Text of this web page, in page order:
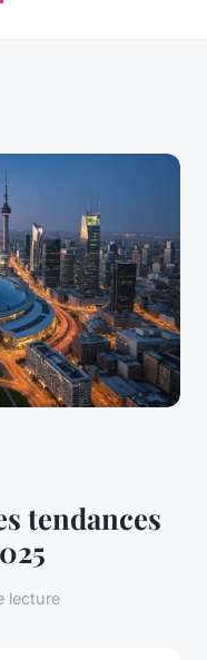
tendances
lecture